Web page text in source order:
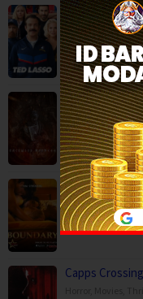
Ted Lasso
Comedy,Drama,
Backwood
Fantasy,Horror,
Boundary
Movies,Romance,
Capps